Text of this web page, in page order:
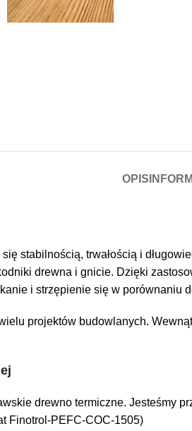
OPIS
stabilnością, trwałością i
drewna i gnicie. Dzięki
i strzępienie się w porównaniu
projektów budowlanych.
drewno termiczne. Jesteśmy
Finotrol-PEFC-COC-1505)